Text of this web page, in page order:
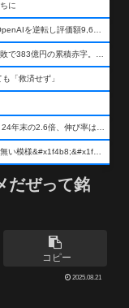
に
【ソフトバンクG悲報】ClaudeのAnthropic, ChatGPTのOpenAIを逆転し評価額9,650億ドル (約154兆円) の世界一価値あるAI企業に……
安倍晋三の「クールジャパン機構」が存続危機。投資の失敗で383億円の累積赤字。2025年度決算も大赤字の可能性。責任の所在はウヤムヤ
「救済せず」
謎の巨大謎組織、『丸紅』。時価総額が初の10兆円超え 24年末の2.6倍、伸び率は謎組織首位
【高市早苗】物価高の昨今、唯一の解決法は株式投資しか無い模様&#x1f4b8;&#x1f4b8;&#x1f4b8;
だぜって銘
コピー
2025.08.21